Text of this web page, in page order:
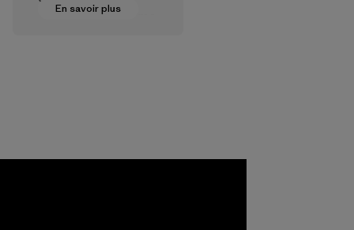
En savoir plus
d’approvisionneme